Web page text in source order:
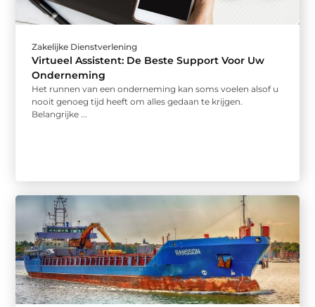
Zakelijke Dienstverlening
Virtueel Assistent: De Beste Support Voor Uw
Onderneming
Het runnen van een onderneming kan soms voelen alsof u
nooit genoeg tijd heeft om alles gedaan te krijgen.
Belangrijke ...